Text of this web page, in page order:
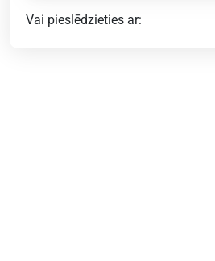
Vai pieslēdzieties ar: